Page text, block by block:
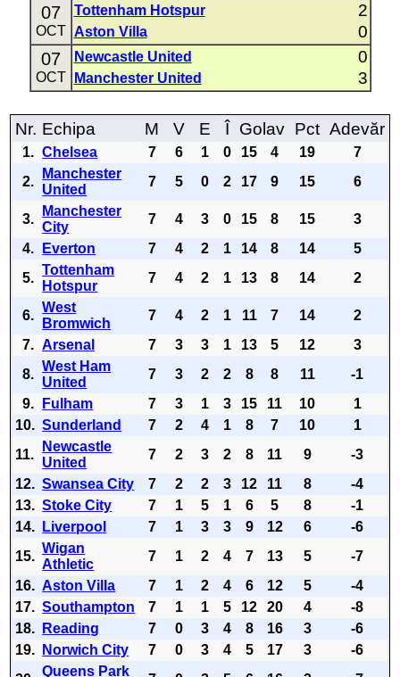
07
OCT
Tottenham Hotspur 2
Aston Villa 0
07
OCT
Newcastle United 0
Manchester United 3
Nr. Echipa M V E Î Golav Pct Adevăr
1. Chelsea 7 6 1 0 15 4 19
7
2.
Manchester
United
7 5 0 2 17 9 15 6
3.
Manchester
City
7 4 3 0 15 8 15
3
4.
Everton 7 4 2 1 14 8 14
5
5.
Tottenham
Hotspur
7 4 2 1 13 8 14 2
6.
West
Bromwich
7 4 2 1 11 7 14
2
7. Arsenal 7 3 3 1 13 5 12
3
8.
West Ham
United
7 3 2 2 8 8 11
-1
9.
Fulham 7 3 1 3 15 11 10
1
10. Sunderland 7 2 4 1 8 7 10
1
11.
Newcastle
United
7 2 3 2 8 11 9
-3
12. Swansea City 7 2 2 3 12 11 8
-4
13. Stoke City 7 1 5 1 6 5 8
-1
14.
Liverpool 7 1 3 3 9 12 6
-6
15.
Wigan
Athletic
7 1 2 4 7 13 5
-7
16. Aston Villa 7 1 2 4 6 12 5
-4
17. Southampton 7 1 1 5 12 20 4
-8
18.
Reading 7 0 3 4 8 16 3
-6
19.
Norwich City 7 0 3 4 5 17 3
-6
Queens Park